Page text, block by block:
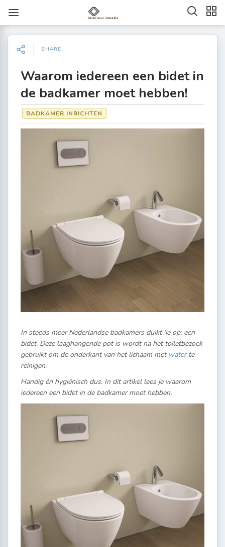
SHARE
Waarom iedereen een bidet in
de badkamer moet hebben!
BADKAMER INRICHTEN
In steeds meer Nederlandse badkamers duikt ‘ie op: een
bidet. Deze laaghangende pot is wordt na het toiletbezoek
gebruikt om de onderkant van het lichaam met waterte
reinigen.
Handig én hygiënisch dus. In dit artikel lees je waarom
iedereen een bidet in de badkamer moet hebben.